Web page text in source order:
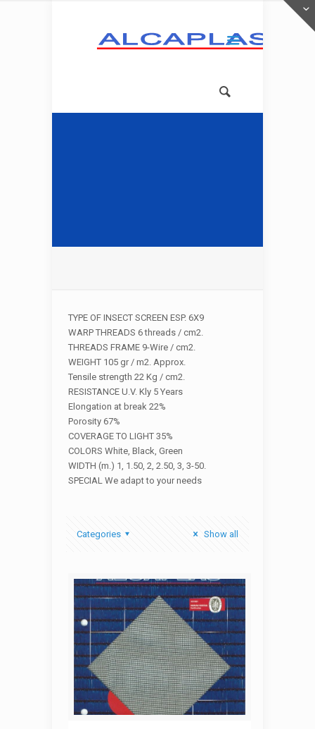
TYPE OF INSECT SCREEN ESP. 6X9
WARP THREADS 6 threads / cm2.
THREADS FRAME 9-Wire / cm2.
WEIGHT 105 gr / m2. Approx.
Tensile strength 22 Kg / cm2.
RESISTANCE U.V. Kly 5 Years
Elongation at break 22%
Porosity 67%
COVERAGE TO LIGHT 35%
COLORS White, Black, Green
WIDTH (m.) 1, 1.50, 2, 2.50, 3, 3-50.
SPECIAL We adapt to your needs
Categories Show all